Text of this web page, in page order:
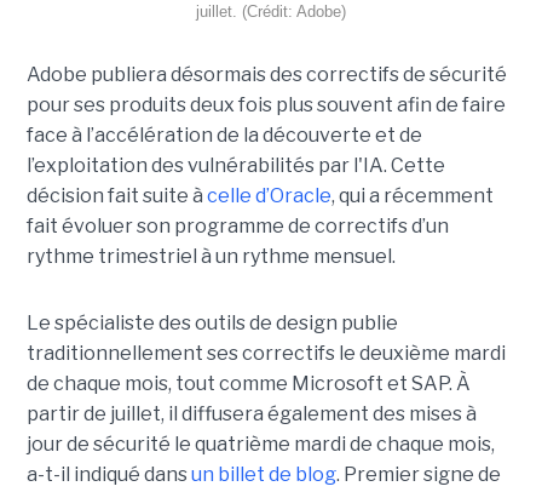
juillet. (Crédit: Adobe)
Adobe publiera désormais des correctifs de sécurité
pour ses produits deux fois plus souvent afin de faire
face à l’accélération de la découverte et de
l’exploitation des vulnérabilités par l'IA. Cette
décision fait suite à celle d’Oracle, qui a récemment
fait évoluer son programme de correctifs d’un
rythme trimestriel à un rythme mensuel.
Le spécialiste des outils de design publie
traditionnellement ses correctifs le deuxième mardi
de chaque mois, tout comme Microsoft et SAP. À
partir de juillet, il diffusera également des mises à
jour de sécurité le quatrième mardi de chaque mois,
a-t-il indiqué dansun billet de blog. Premier signe de